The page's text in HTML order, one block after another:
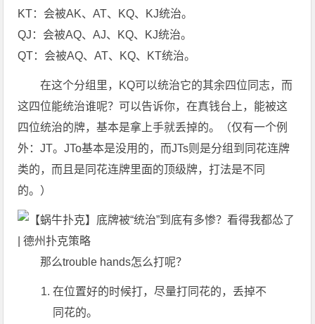
KT：会被AK、AT、KQ、KJ统治。
QJ：会被AQ、AJ、KQ、KJ统治。
QT：会被AQ、AT、KQ、KT统治。
在这个分组里，KQ可以统治它的其余四位同志，而
这四位能统治谁呢？可以告诉你，在真钱台上，能被这
四位统治的牌，基本是拿上手就丢掉的。（仅有一个例
外：JT。JTo基本是没用的，而JTs则是分组到同花连牌
类的，而且是同花连牌里面的顶级牌，打法是不同
的。）
那么trouble hands怎么打呢？
在位置好的时候打，尽量打同花的，丢掉不
同花的。